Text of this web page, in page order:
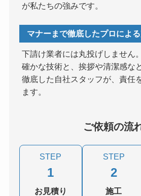
が私たちの強みです。
マナーまで徹底したプロによ
下請け業者には丸投げしません。
確かな技術と、挨拶や清潔感な
徹底した自社スタッフが、責任
ます。
ご依頼の流
STEP
1
お見積り
STEP
2
施工